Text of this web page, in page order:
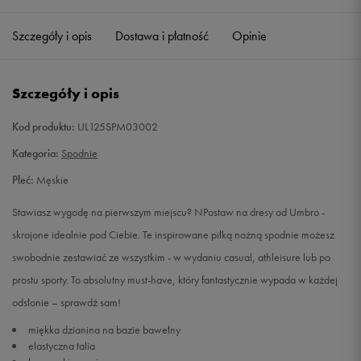
M Powiadom o dostępności
XXL Powiadom o dostępności
Szczegóły i opis Dostawa i płatność Opinie
Szczegóły i opis
Kod produktu: UL125SPM03002
Kategoria: Spodnie
Płeć: Męskie
Stawiasz wygodę na pierwszym miejscu? NPostaw na dresy od Umbro -
skrojone idealnie pod Ciebie. Te inspirowane piłką nożną spodnie możesz
swobodnie zestawiać ze wszystkim - w wydaniu casual, athleisure lub po
prostu sporty. To absolutny must-have, który fantastycznie wypada w każdej
odsłonie – sprawdź sam!
miękka dzianina na bazie bawełny
elastyczna talia